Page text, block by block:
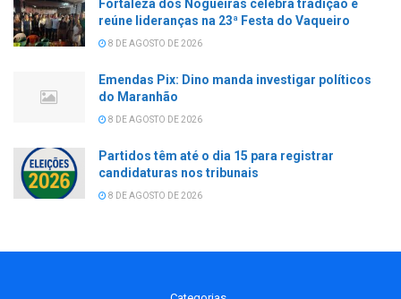
Fortaleza dos Nogueiras celebra tradição e
reúne lideranças na 23ª Festa do Vaqueiro
8 DE AGOSTO DE 2026
Emendas Pix: Dino manda investigar políticos
do Maranhão
8 DE AGOSTO DE 2026
Partidos têm até o dia 15 para registrar
candidaturas nos tribunais
8 DE AGOSTO DE 2026